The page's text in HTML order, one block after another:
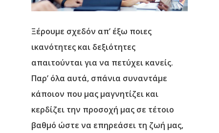
Ξέρουμε σχεδόν απ’ έξω ποιες
ικανότητες και δεξιότητες
απαιτούνται για να πετύχει κανείς.
Παρ’ όλα αυτά, σπάνια συναντάμε
κάποιον που μας μαγνητίζει και
κερδίζει την προσοχή μας σε τέτοιο
βαθμό ώστε να επηρεάσει τη ζωή μας,